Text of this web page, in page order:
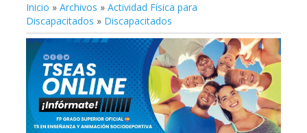
Inicio » Archivos » Actividad Física para
Discapacitados » Discapacitados